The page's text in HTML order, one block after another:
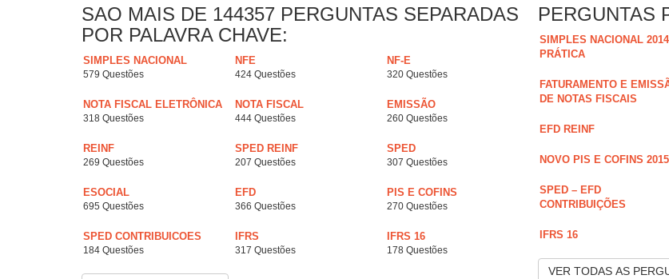
SAO MAIS DE 144357 PERGUNTAS SEPARADAS
POR PALAVRA CHAVE:
SIMPLES NACIONAL
579 Questões
NFE
424 Questões
NF-E
320 Questões
NOTA FISCAL ELETRÔNICA
318 Questões
NOTA FISCAL
444 Questões
EMISSÃO
260 Questões
REINF
269 Questões
SPED REINF
207 Questões
SPED
307 Questões
ESOCIAL
695 Questões
EFD
366 Questões
PIS E COFINS
270 Questões
SPED CONTRIBUICOES
184 Questões
IFRS
317 Questões
IFRS 16
178 Questões
PERGUNTAS
SIMPLES NACIONAL
PRÁTICA
FATURAMENTO E
DE NOTAS FISCAIS
EFD REINF
NOVO PIS E COFINS 2015
SPED – EFD
CONTRIBUIÇÕES
IFRS 16
VER TODAS AS